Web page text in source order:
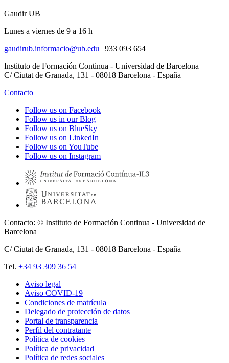
Gaudir UB
Lunes a viernes de 9 a 16 h
gaudirub.informacio@ub.edu
933 093 654
Instituto de Formación Continua - Universidad de Barcelona
C/ Ciutat de Granada, 131 - 08018 Barcelona - España
Contacto
Follow us on Facebook
Follow us in our Blog
Follow us on BlueSky
Follow us on LinkedIn
Follow us on YouTube
Follow us on Instagram
Contacto: © Instituto de Formación Continua - Universidad de
Barcelona
C/ Ciutat de Granada, 131 - 08018 Barcelona - España
Tel. +34 93 309 36 54
Pie
página
Aviso legal
Aviso COVID-19
Condiciones de matrícula
Delegado de protección de datos
Portal de transparencia
Perfil del contratante
Política de cookies
Política de privacidad
Política de redes sociales